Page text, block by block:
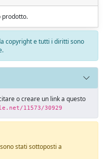
prodotto.
copyright e tutti i diritti sono
o creare un link a questo
11573/30929
stati sottoposti a